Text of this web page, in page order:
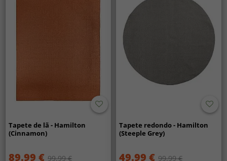
Tapete de lã - Hamilton
(Cinnamon)
89.99 € 99.99 €
Tapete redondo - Hamilton
(Steeple Grey)
49.99 € 99.99 €